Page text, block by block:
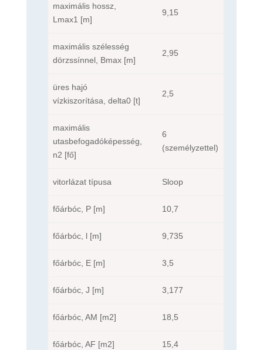
maximális hossz,
Lmax1 [m]
9,15
maximális szélesség
dörzssínnel, Bmax [m]
2,95
üres hajó
vízkiszorítása, delta0 [t]
2,5
maximális
utasbefogadóképesség,
n2 [fő]
6
(személyzettel)
vitorlázat típusa Sloop
főárbóc, P [m] 10,7
főárbóc, l [m] 9,735
főárbóc, E [m] 3,5
főárbóc, J [m] 3,177
főárbóc, AM [m2] 18,5
főárbóc, AF [m2] 15,4